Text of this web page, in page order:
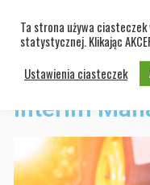
Interim
Ta strona używa
statystycznej. Klikając
Ustawienia ciasteczek